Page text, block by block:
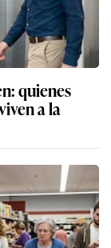
quienes
a la